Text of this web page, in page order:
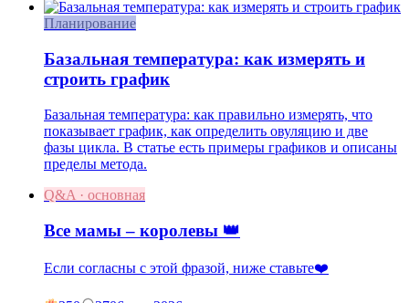
Планирование
Базальная температура: как измерять и
строить график
Базальная температура: как правильно измерять, что
показывает график, как определить овуляцию и две
фазы цикла. В статье есть примеры графиков и описаны
пределы метода.
Q&A · основная
Все мамы – королевы 👑
Если согласны с этой фразой, ниже ставьте❤️